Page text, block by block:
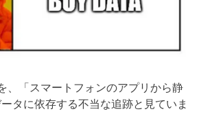
、「スマートフォンのアプリから静
タに依存する不当な追跡と見ていま